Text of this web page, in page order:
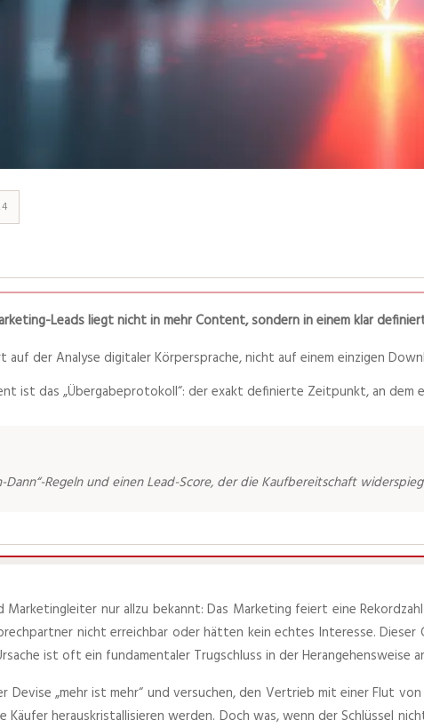
Leads liegt nicht in mehr Content, sondern in einem klar
auf der Analyse digitaler Körpersprache, nicht auf einem einzigen
ist das „Übergabeprotokoll“: der exakt definierte Zeitpunkt, an dem
Dann“-Regeln und einen Lead-Score, der die Kaufbereitschaft
nur allzu bekannt: Das Marketing feiert eine
nicht erreichbar oder hätten kein echtes Interesse.
ist oft ein fundamentaler Trugschluss in der Herangehensweise
Devise „mehr ist mehr“ und versuchen, den Vertrieb mit einer Flut
Käufer herauskristallisieren werden. Doch was, wenn der Schlüssel